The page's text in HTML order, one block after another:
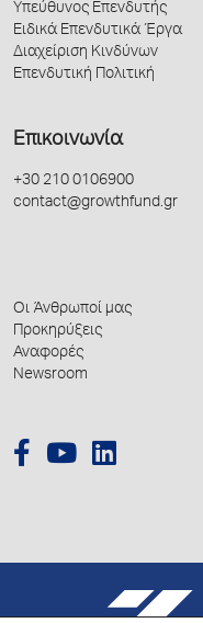
Υπεύθυνος Επενδυτής
Ειδικά Επενδυτικά Έργα
Διαχείριση Κινδύνων
Επενδυτική Πολιτική
Επικοινωνία
+30 210 0106900
contact@growthfund.gr
Οι Άνθρωποί μας
Προκηρύξεις
Αναφορές
Newsroom